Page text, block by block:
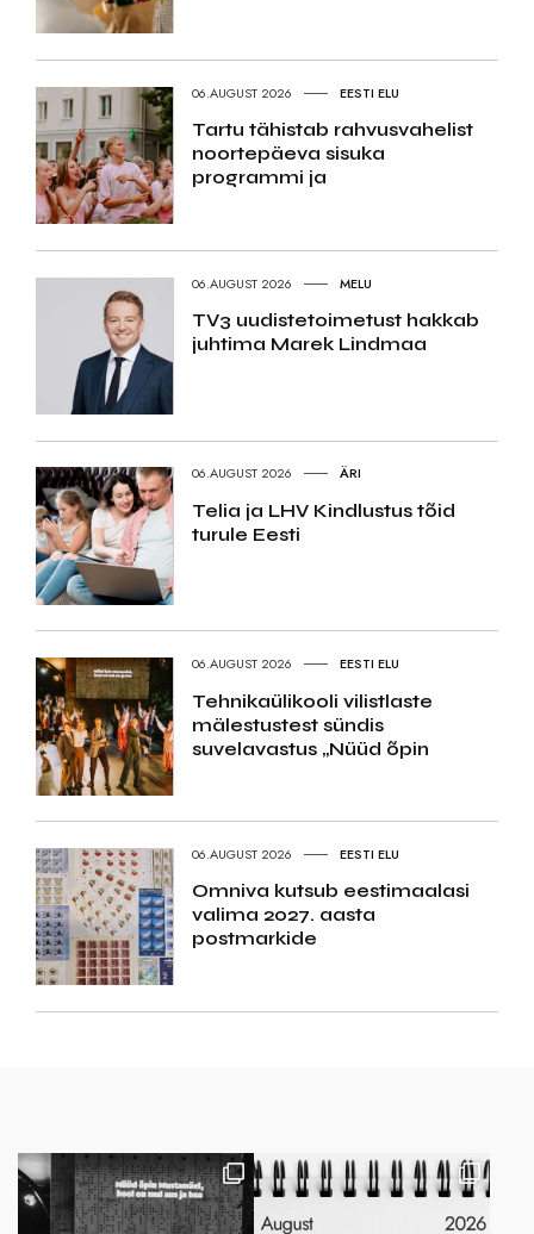
06.AUGUST 2026 EESTI ELU
Tartu tähistab rahvusvahelist
noortepäeva sisuka
programmi ja
06.AUGUST 2026 MELU
TV3 uudistetoimetust hakkab
juhtima Marek Lindmaa
06.AUGUST 2026 ÄRI
Telia ja LHV Kindlustus tõid
turule Eesti
06.AUGUST 2026 EESTI ELU
Tehnikaülikooli vilistlaste
mälestustest sündis
suvelavastus „Nüüd õpin
06.AUGUST 2026 EESTI ELU
Omniva kutsub eestimaalasi
valima 2027. aasta
postmarkide